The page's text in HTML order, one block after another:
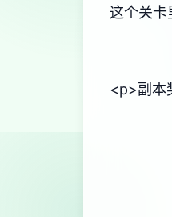
这个关卡
<p>副本